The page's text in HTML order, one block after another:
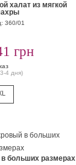
халат из мягкой
360/01
грн
4 дня)
больших размерах